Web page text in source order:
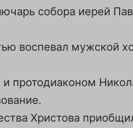
собора иерей
воспевал мужской
протодиаконом
Христова